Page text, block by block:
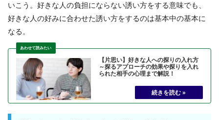
いこう。好きな人の負担にならない誘い方をする意味でも、
好きな人の好みに合わせた誘い方をするのは基本中の基本に
なる。
【片思い】好きな人への探りの入れ方
～探るアプローチの効果や探りを入れ
られた相手の心理まで解説！